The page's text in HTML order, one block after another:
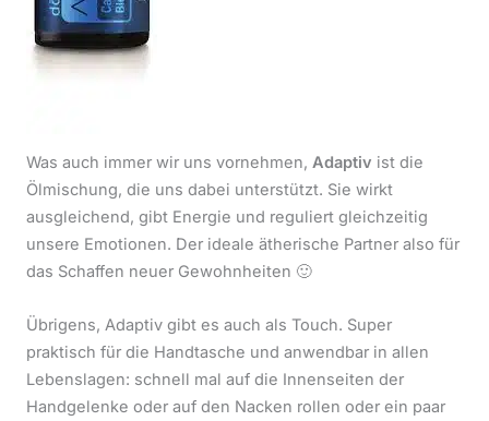
Was auch immer wir uns vornehmen, Adaptiv ist die
Ölmischung, die uns dabei unterstützt. Sie wirkt
ausgleichend, gibt Energie und reguliert gleichzeitig
unsere Emotionen. Der ideale ätherische Partner also für
das Schaffen neuer Gewohnheiten 🙂
Übrigens, Adaptiv gibt es auch als Touch. Super
praktisch für die Handtasche und anwendbar in allen
Lebenslagen: schnell mal auf die Innenseiten der
Handgelenke oder auf den Nacken rollen oder ein paar